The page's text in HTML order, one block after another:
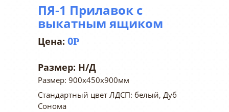
ПЯ-1 Прилавок с
выкатным ящиком
0Р
Размер: Н/Д
Размер: 900х450х900мм
Стандартный цвет ЛДСП: белый, Дуб
Сонома